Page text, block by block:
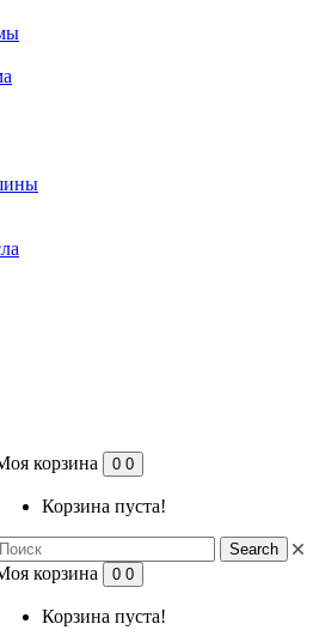
корзина 0 0
Корзина пуста!
Search
корзина 0 0
Корзина пуста!